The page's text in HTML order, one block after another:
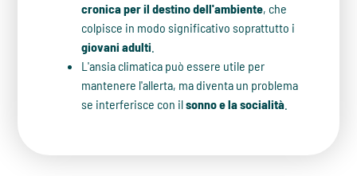
cronica per il destino dell'ambiente, che
colpisce in modo significativo soprattutto i
giovani adulti
L'ansia climatica può essere utile per
mantenere l'allerta, ma diventa un problema
se interferisce con ilsonno e la socialità